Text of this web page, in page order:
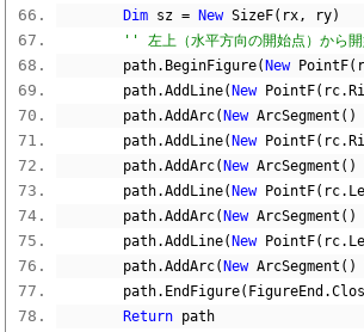
Dim sz = New SizeF( rx, ry)
'' 左上（水平方向の開始点）から開
        path
. BeginFigure( New PointF(
        path
.AddLine( New PointF( rc.
        path
.AddArc( New ArcSegment ()
        path
.AddLine( New PointF( rc.
        path
.AddArc( New ArcSegment ()
        path
.AddLine( New PointF( rc.
        path
.AddArc( New ArcSegment ()
        path
.AddLine( New PointF( rc.
        path
.AddArc( New ArcSegment ()
        path
. EndFigure( FigureEnd .
Return path